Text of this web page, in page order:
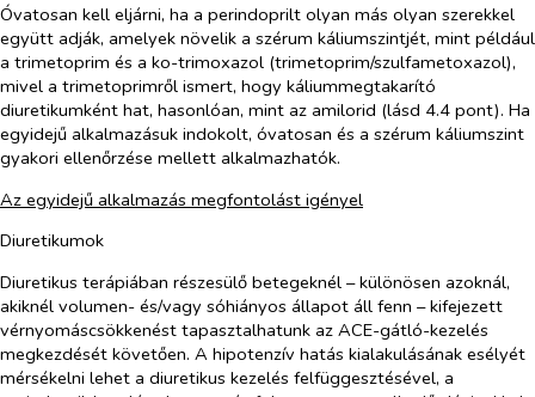
Óvatosan kell eljárni, ha a perindoprilt olyan más olyan szerekkel
együtt adják, amelyek növelik a szérum káliumszintjét, mint például
a trimetoprim és a ko-trimoxazol (trimetoprim/szulfametoxazol),
mivel a trimetoprimről ismert, hogy káliummegtakarító
diuretikumként hat, hasonlóan, mint az amilorid (lásd 4.4 pont). Ha
egyidejű alkalmazásuk indokolt, óvatosan és a szérum káliumszint
gyakori ellenőrzése mellett alkalmazhatók.
Az egyidejű alkalmazás megfontolást igényel
Diuretikumok
Diuretikus terápiában részesülő betegeknél – különösen azoknál,
akiknél volumen- és/vagy sóhiányos állapot áll fenn – kifejezett
vérnyomáscsökkenést tapasztalhatunk az ACE-gátló-kezelés
megkezdését követően. A hipotenzív hatás kialakulásának esélyét
mérsékelni lehet a diuretikus kezelés felfüggesztésével, a